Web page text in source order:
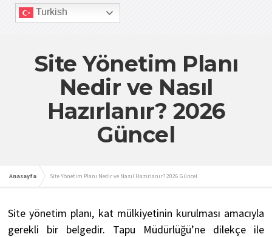
Turkish
Site Yönetim Planı
Nedir ve Nasıl
Hazırlanır? 2026
Güncel
Anasayfa Site Yönetim Planı Nedir ve Nasıl Hazırlanır? 2026 Güncel
Site yönetim planı, kat mülkiyetinin kurulması amacıyla
gerekli bir belgedir. Tapu Müdürlüğü’ne dilekçe ile